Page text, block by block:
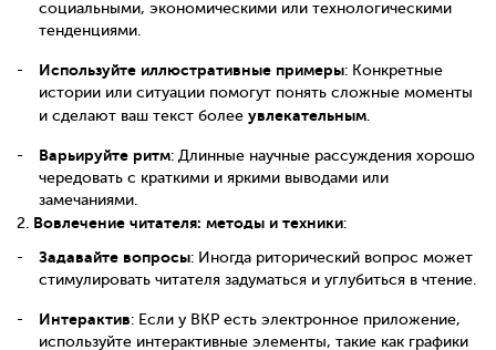
социальными, экономическими или технологическими
тенденциями.
Используйте иллюстративные примеры: Конкретные
истории или ситуации помогут понять сложные моменты
и сделают ваш текст более увлекательным.
Варьируйте ритм: Длинные научные рассуждения хорошо
чередовать с краткими и яркими выводами или
замечаниями.
2. Вовлечение читателя: методы и техники:
Задавайте вопросы: Иногда риторический вопрос может
стимулировать читателя задуматься и углубиться в чтение.
Интерактив: Если у ВКР есть электронное приложение,
используйте интерактивные элементы, такие как графики